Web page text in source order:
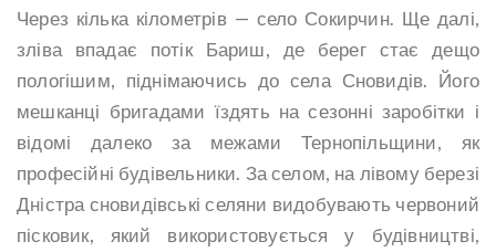
Через кілька кілометрів — село Сокирчин. Ще далі,
зліва впадає потік Бариш, де берег стає дещо
пологішим, піднімаючись до села Сновидів. Його
мешканці бригадами їздять на сезонні заробітки і
відомі далеко за межами Тернопільщини, як
професійні будівельники. За селом, на лівому березі
Дністра сновидівські селяни видобувають червоний
пісковик, який використовується у будівництві,